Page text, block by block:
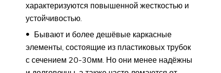
характеризуются повышенной жесткостью и
устойчивостью.
Бывают и более дешёвые каркасные
элементы, состоящие из пластиковых трубок
с сечением 20-30мм. Но они менее надёжны